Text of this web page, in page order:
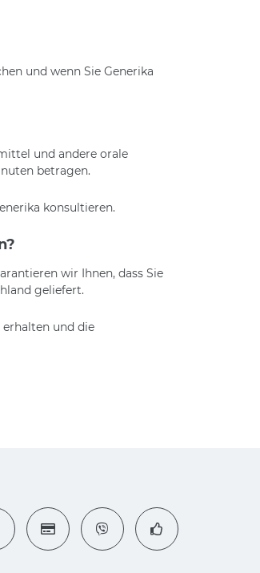
und wenn Sie Generika
und andere orale
betragen.
konsultieren.
wir Ihnen, dass Sie
geliefert.
erhalten und die